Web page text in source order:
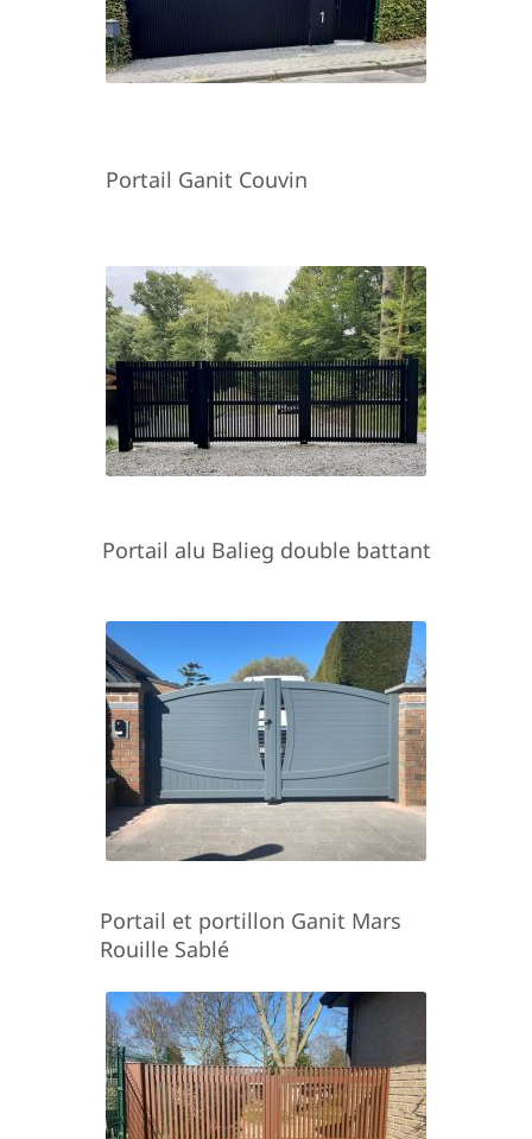
Portail Ganit Couvin
Portail alu Balieg double battant
Portail et portillon Ganit Mars
Rouille Sablé